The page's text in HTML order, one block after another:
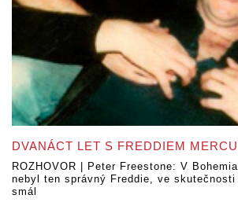
DVANÁCT LET S FREDDIEM
ROZHOVOR | Peter Freestone: V
nebyl ten správný Freddie, ve
smál